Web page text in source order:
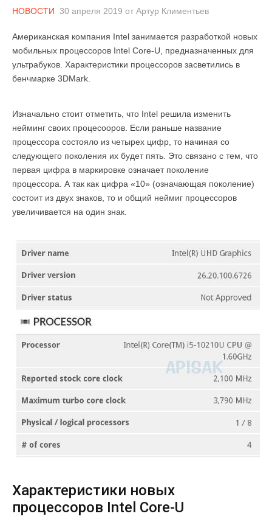
НОВОСТИ 30 апреля 2019 от Артур Климентьев
Американская компания Intel занимается разработкой новых
мобильных процессоров Intel Core-U, предназначенных для
ультрабуков. Характеристики процессоров засветились в
бенчмарке 3DMark.
Изначально стоит отметить, что Intel решила изменить
нейминг своих процесооров. Если раньше название
процессора состояло из четырех цифр, то начиная со
следующего поколения их будет пять. Это связано с тем, что
первая цифра в маркировке означает поколение
процессора. А так как цифра «10» (означающая поколение)
состоит из двух знаков, то и общий неймиг процессоров
увеличивается на один знак.
Характеристики новых
процессоров Intel Core-U